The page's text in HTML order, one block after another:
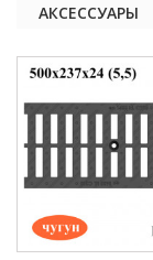
АКСЕССУАРЫ